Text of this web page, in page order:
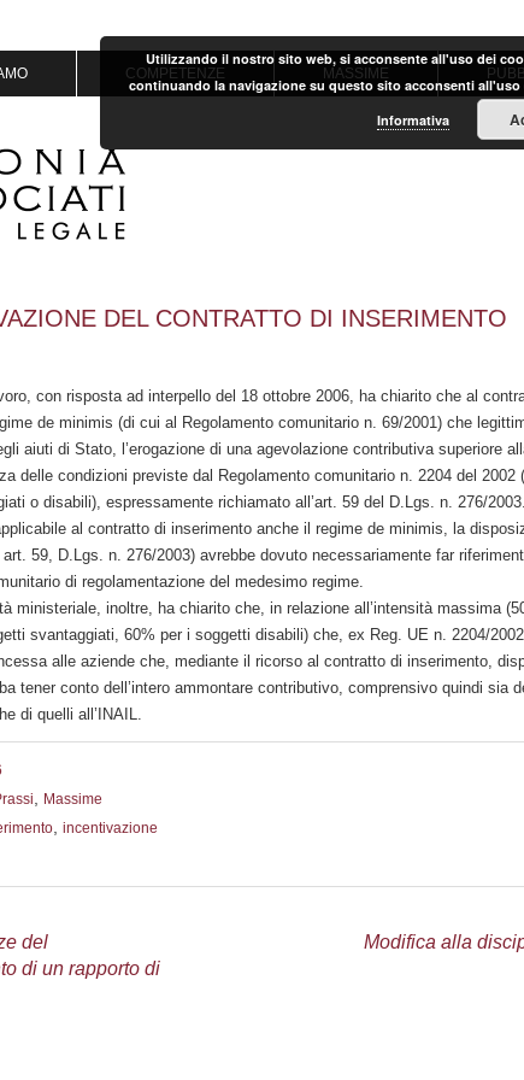
COMPETENZE MASSIME
DEL CONTRATTO DI INSERIMENTO
con risposta ad interpello del 18 ottobre 2006, ha chiarito che al
de minimis (di cui al Regolamento comunitario n. 69/2001) che
aiuti di Stato, l’erogazione di una agevolazione contributiva superiore
delle condizioni previste dal Regolamento comunitario n. 2204 del 2002
o disabili), espressamente richiamato all’art. 59 del D.Lgs. n. 276/
al contratto di inserimento anche il regime de minimis, la
59, D.Lgs. n. 276/2003) avrebbe dovuto necessariamente far
di regolamentazione del medesimo regime.
ministeriale, inoltre, ha chiarito che, in relazione all’intensità massima
svantaggiati, 60% per i soggetti disabili) che, ex Reg. UE n. 2204/
alle aziende che, mediante il ricorso al contratto di inserimento,
tener conto dell’intero ammontare contributivo, comprensivo quindi sia
di quelli all’INAIL.
Massime
incentivazione
del
di un rapporto di
Modifica alla
Utilizzando il nostro sito web, si acconsente all'uso dei
continuando la navigazione su questo sito acconsenti
Informativa